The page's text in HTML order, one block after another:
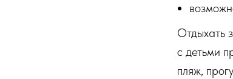
Отдыхать
с детьми
пляж,